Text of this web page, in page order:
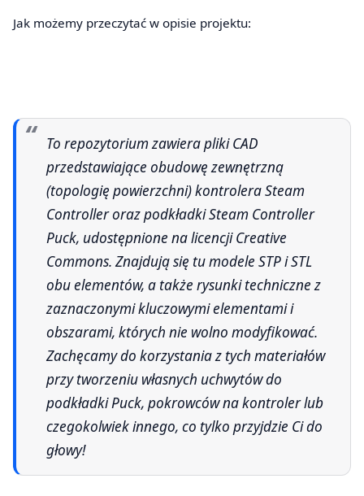
Jak możemy przeczytać w opisie projektu:
To repozytorium zawiera pliki CAD
przedstawiające obudowę zewnętrzną
(topologię powierzchni) kontrolera Steam
Controller oraz podkładki Steam Controller
Puck, udostępnione na licencji Creative
Commons. Znajdują się tu modele STP i STL
obu elementów, a także rysunki techniczne z
zaznaczonymi kluczowymi elementami i
obszarami, których nie wolno modyfikować.
Zachęcamy do korzystania z tych materiałów
przy tworzeniu własnych uchwytów do
podkładki Puck, pokrowców na kontroler lub
czegokolwiek innego, co tylko przyjdzie Ci do
głowy!